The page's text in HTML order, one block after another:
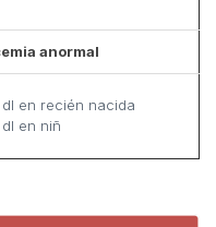
anormal
en recién nacida
en niñ